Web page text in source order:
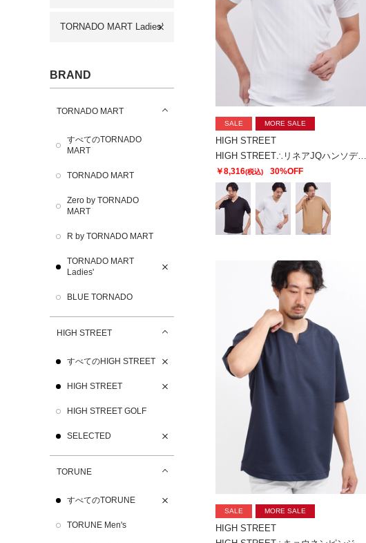
TORNADO MART Ladies'
BRAND
TORNADO MART
すべてのTORNADO
MART
TORNADO MART
Zero by TORNADO
MART
R by TORNADO MART
TORNADO MART
Ladies'
BLUE TORNADO
HIGH STREET
すべてのHIGH STREET
HIGH STREET
HIGH STREET GOLF
SELECTED
TORUNE
すべてのTORUNE
TORUNE Men's
SALE MORE SALE
HIGH STREET
HIGH STREET∴リネアJQハンソデVネック
￥8,316(税込) 30%OFF
SALE MORE SALE
HIGH STREET